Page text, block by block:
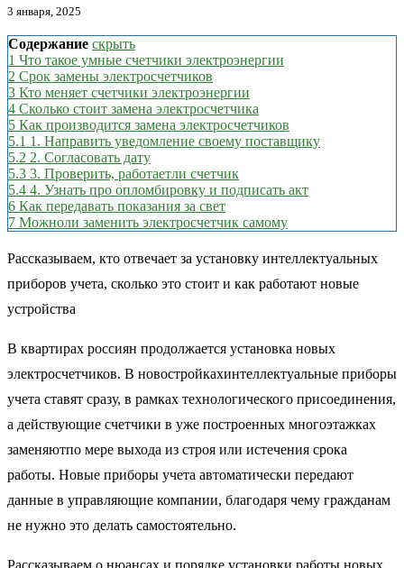
3 января, 2025
Содержание скрыть
1 Что такое умные счетчики электроэнергии
2 Срок замены электросчетчиков
3 Кто меняет счетчики электроэнергии
4 Сколько стоит замена электросчетчика
5 Как производится замена электросчетчиков
5.1 1. Направить уведомление своему поставщику
5.2 2. Согласовать дату
5.3 3. Проверить, работаетли счетчик
5.4 4. Узнать про опломбировку и подписать акт
6 Как передавать показания за свет
7 Можноли заменить электросчетчик самому
Рассказываем, кто отвечает за установку интеллектуальных
приборов учета, сколько это стоит и как работают новые
устройства
В квартирах россиян продолжается установка новых
электросчетчиков. В новостройкахинтеллектуальные приборы
учета ставят сразу, в рамках технологического присоединения,
а действующие счетчики в уже построенных многоэтажках
заменяютпо мере выхода из строя или истечения срока
работы. Новые приборы учета автоматически передают
данные в управляющие компании, благодаря чему гражданам
не нужно это делать самостоятельно.
Рассказываем о нюансах и порядке установки работы новых